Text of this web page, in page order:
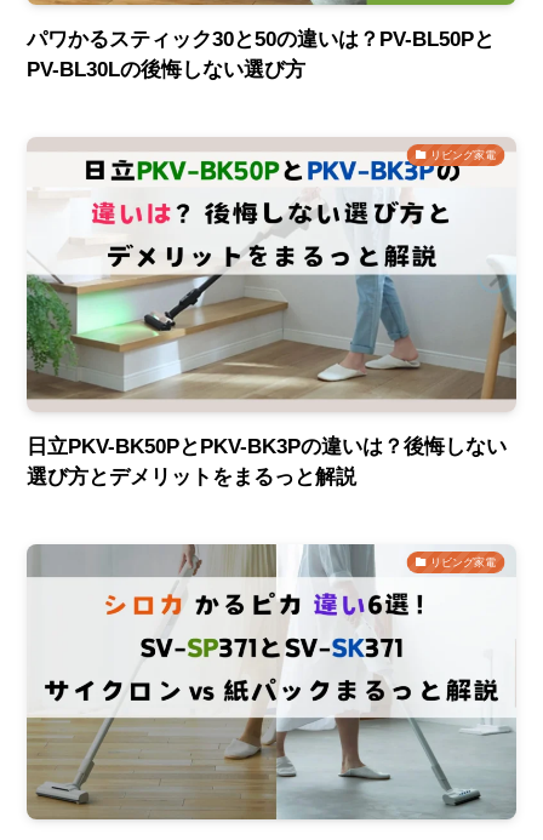
パワかるスティック30と50の違いは？PV-BL50Pと
PV-BL30Lの後悔しない選び方
リビング家電
日立PKV-BK50PとPKV-BK3Pの違いは？後悔しない
選び方とデメリットをまるっと解説
リビング家電